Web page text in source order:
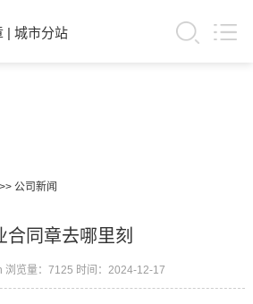
| 城市分站
公司新闻
合同章去哪里刻
浏览量：7125 时间：2024-12-17